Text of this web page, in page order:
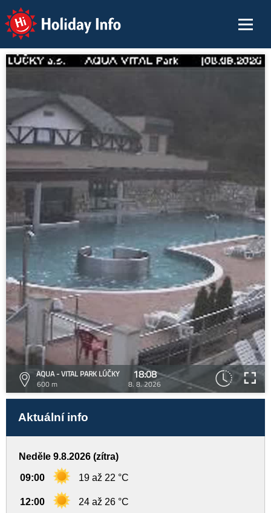
Holiday Info
AQUA - VITAL PARK LÚČKY
600 m
18:08
8. 8. 2026
Aktuální info
Neděle 9.8.2026 (zítra)
09:00 19 až 22 °C
12:00 24 až 26 °C